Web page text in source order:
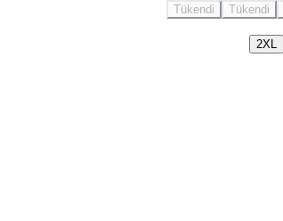
Tükendi
Tükendi
2XL